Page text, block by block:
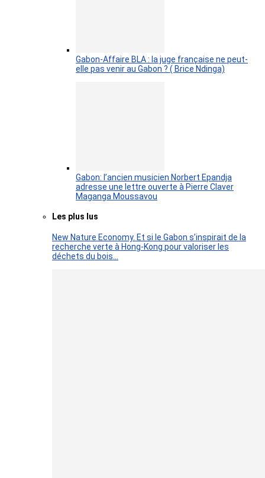
Gabon-Affaire BLA : la juge française ne peut-
elle pas venir au Gabon ? ( Brice Ndinga)
Gabon: l’ancien musicien Norbert Epandja
adresse une lettre ouverte à Pierre Claver
Maganga Moussavou
Les plus lus
New Nature Economy. Et si le Gabon s’inspirait de la
recherche verte à Hong-Kong pour valoriser les
déchets du bois…